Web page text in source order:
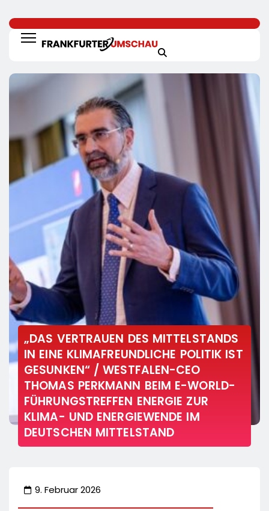
„DAS VERTRAUEN DES MITTELSTANDS
IN EINE KLIMAFREUNDLICHE POLITIK IST
GESUNKEN“ / WESTFALEN-CEO
THOMAS PERKMANN BEIM E-WORLD-
FÜHRUNGSTREFFEN ENERGIE ZUR
KLIMA- UND ENERGIEWENDE IM
DEUTSCHEN MITTELSTAND
9. Februar 2026